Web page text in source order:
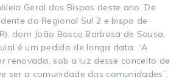
Geral dos Bispos deste ano. De
do Regional Sul 2 e bispo de
dom João Bosco Barbosa de Sousa,
é um pedido de longa data. “A
renovada, sob a luz desse conceito de
ser a comunidade das comunidades”,